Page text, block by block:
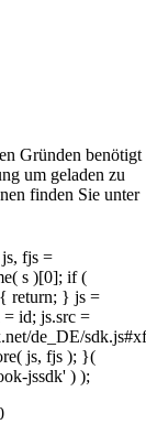
Gründen benötigt
um geladen zu
finden Sie unter
fjs =
s )[0]; if (
return; } js =
= id; js.src =
de_DE/
js, fjs ); }(
jssdk' ) );